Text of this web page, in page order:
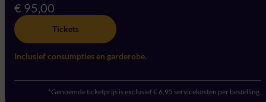
€ 95,00
Tickets
Inclusief consumpties en garderobe.
*Genoemde ticketprijs is exclusief € 6,95 servicekosten per bestelling.